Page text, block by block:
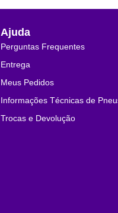
Ajuda
Perguntas Frequentes
Entrega
Meus Pedidos
Informações Técnicas de
Trocas e Devolução